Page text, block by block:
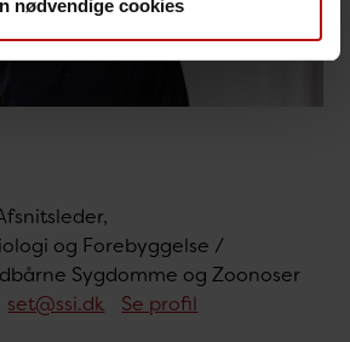
nødvendige cookies
og Forebyggelse /
Sygdomme og Zoonoser
set@ssi.dk Se profil